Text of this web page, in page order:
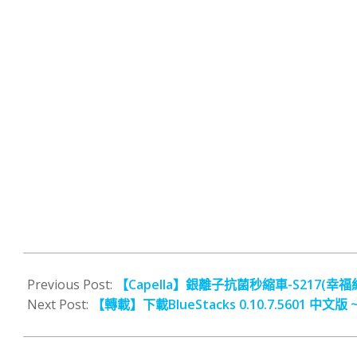
11-
23
Previous Post:
【Capella】銀離子抗菌秒縮車-S217(幸福
Next Post:
【轉載】下載BlueStacks 0.10.7.5601 中文